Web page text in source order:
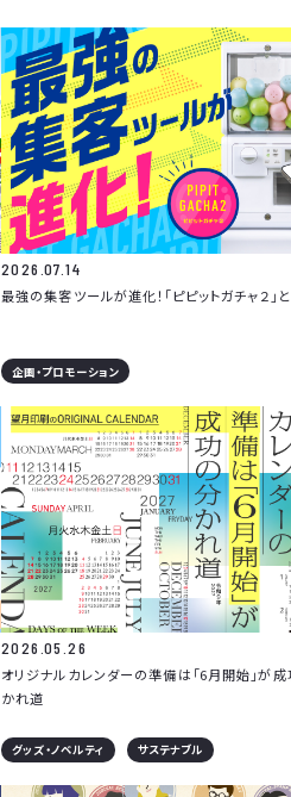
2026.07.14
最強の集客ツールが進化！「ピピットガチャ２」
企画・プロモーション
2026.05.26
オリジナルカレンダーの準備は「6月開始」が
かれ道
グッズ・ノベルティ サステナブル